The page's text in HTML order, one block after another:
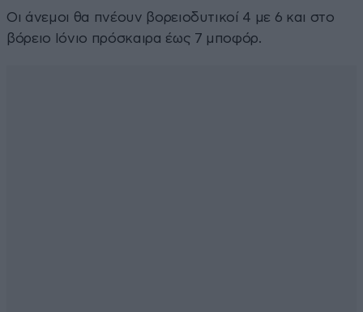
Οι άνεμοι θα πνέουν βορειοδυτικοί 4 με 6 και στο
βόρειο Ιόνιο πρόσκαιρα έως 7 μποφόρ.